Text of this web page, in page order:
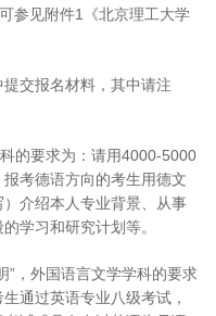
参见附件1《北京理工大学
交报名材料，其中请注
的要求为：请用4000-5000
考德语方向的考生用德文
介绍本人专业背景、从事
学习和研究计划等。
”，外国语言文学学科的要求
通过英语专业八级考试，